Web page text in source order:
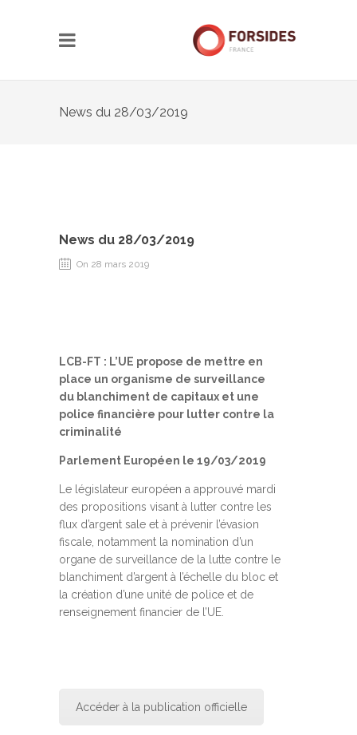
News du 28/03/2019
News du 28/03/2019
On 28 mars 2019
LCB-FT : L’UE propose de mettre en
place un organisme de surveillance
du blanchiment de capitaux et une
police financière pour lutter contre la
criminalité
Parlement Européen le 19/03/2019
Le législateur européen a approuvé mardi
des propositions visant à lutter contre les
flux d’argent sale et à prévenir l’évasion
fiscale, notamment la nomination d’un
organe de surveillance de la lutte contre le
blanchiment d’argent à l’échelle du bloc et
la création d’une unité de police et de
renseignement financier de l’UE.
Accéder à la publication officielle